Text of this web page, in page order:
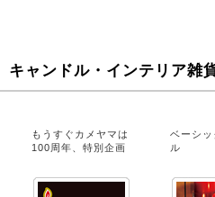
キャンドル・インテリア雑
もうすぐカメヤマは
100周年、特別企画
ベーシッ
ル